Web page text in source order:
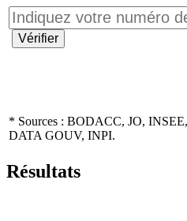
* Sources : BODACC, JO,
DATA GOUV, INPI.
Résultats